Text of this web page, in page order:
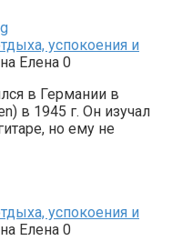
успокоения и
Елена 0
в Германии в
в 1945 г. Он изучал
но ему не
успокоения и
Елена 0